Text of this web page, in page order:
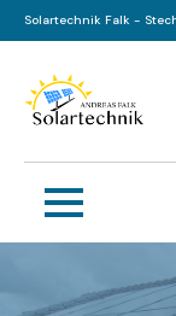
Solartechnik Falk -